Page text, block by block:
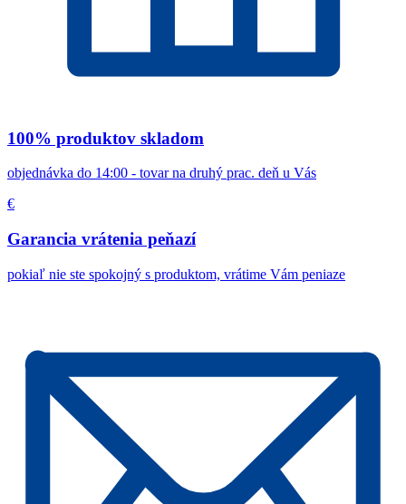
100% produktov skladom
objednávka do 14:00 - tovar na druhý prac. deň u Vás
€
Garancia vrátenia peňazí
pokiaľ nie ste spokojný s produktom, vrátime Vám peniaze